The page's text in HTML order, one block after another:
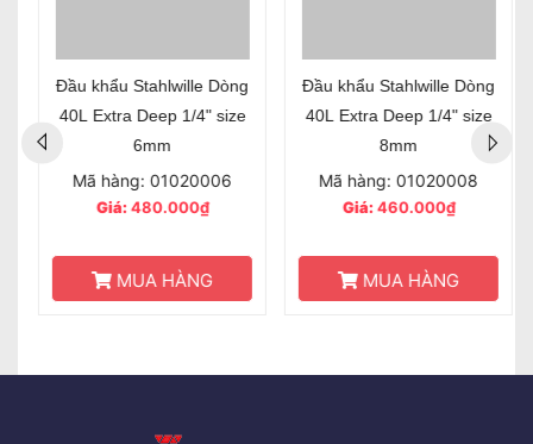
Đầu khẩu Stahlwille Dòng
40L Extra Deep 1/4" size
6mm
Mã hàng: 01020006
Giá:480.000₫
MUA HÀNG
Đầu khẩu Stahlwille Dòng
40L Extra Deep 1/4" size
8mm
Mã hàng: 01020008
Giá:460.000₫
MUA HÀNG